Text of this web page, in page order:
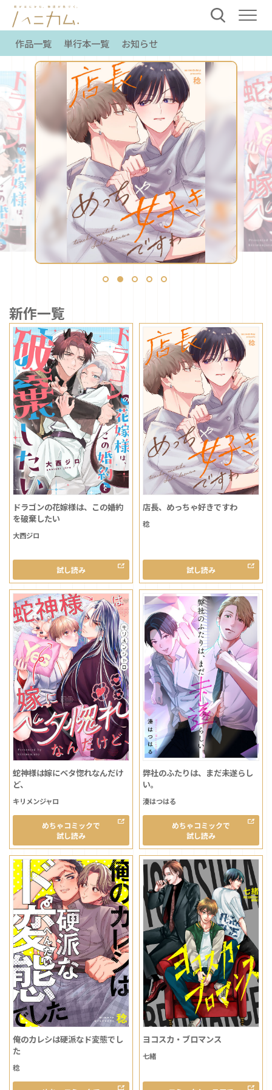
作品一覧 単行本一覧 お知らせ
新作一覧
ドラゴンの花嫁様は、この婚約
を破棄したい
大西ジロ
試し読み
店長、めっちゃ好きですわ
稔
試し読み
蛇神様は嫁にベタ惚れなんだけ
ど、
キリメンジャロ
めちゃコミックで
試し読み
弊社のふたりは、まだ未遂らし
い。
湊はつはる
めちゃコミックで
試し読み
俺のカレシは硬派なド変態でし
た
稔
ヨコスカ・ブロマンス
七緒